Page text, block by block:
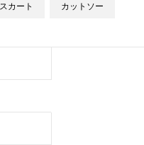
スカート カットソー